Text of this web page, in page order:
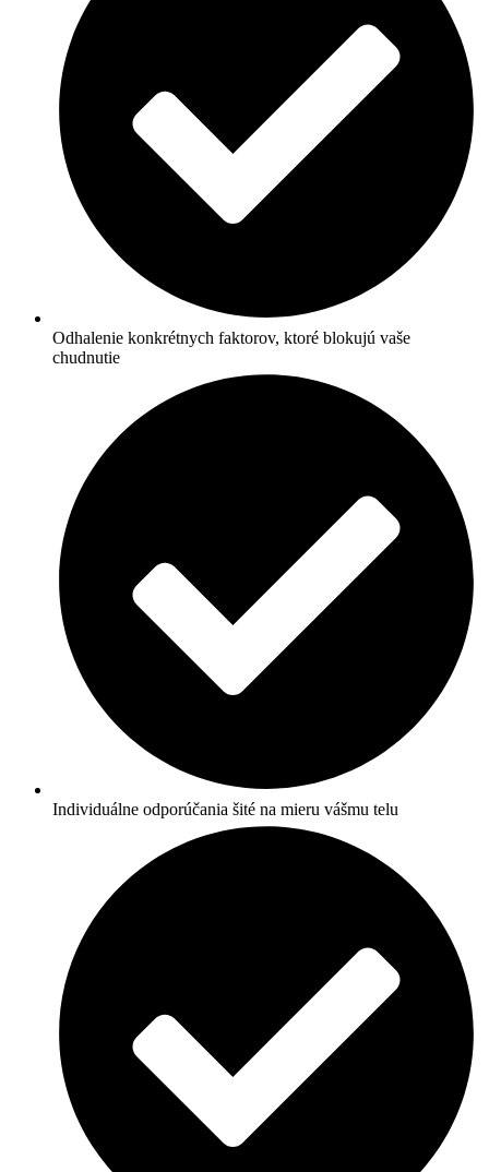
Odhalenie konkrétnych faktorov, ktoré blokujú vaše
chudnutie
Individuálne odporúčania šité na mieru vášmu telu